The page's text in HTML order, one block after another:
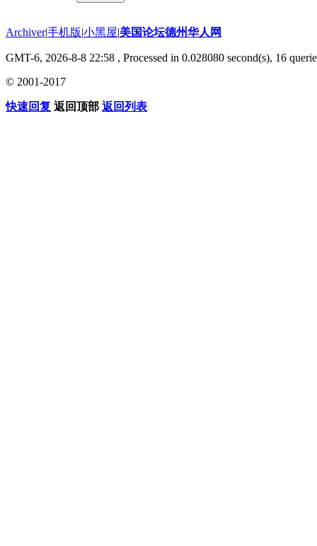
Archiver|手机版|小黑屋|美国论坛德州华人网
GMT-6, 2026-8-8 22:58 , Processed in 0.028080 second(s), 16
© 2001-2017
快速回复 返回顶部 返回列表